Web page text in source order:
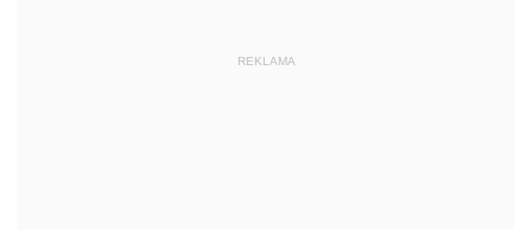
REKLAMA